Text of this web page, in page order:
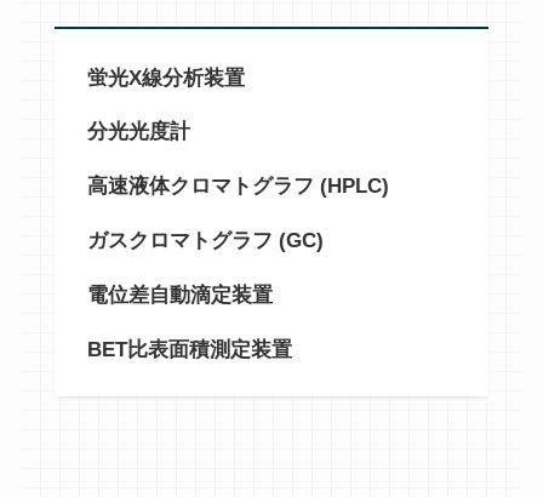
蛍光X線分析装置
分光光度計
高速液体クロマトグラフ (HPLC)
ガスクロマトグラフ (GC)
電位差自動滴定装置
BET比表面積測定装置